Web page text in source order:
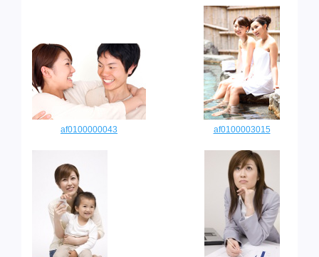
af0100000043 af0100003015